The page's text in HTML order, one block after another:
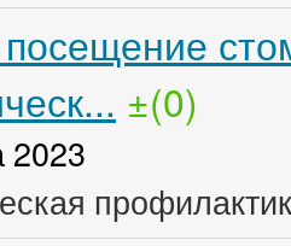
±(0)
2023